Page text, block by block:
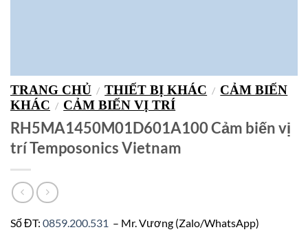
TRANG CHỦ / THIẾT BỊ KHÁC / CẢM BIẾN
KHÁC / CẢM BIẾN VỊ TRÍ
RH5MA1450M01D601A100 Cảm biến vị
trí Temposonics Vietnam
Số ĐT: 0859.200.531 – Mr. Vương (Zalo/WhatsApp)